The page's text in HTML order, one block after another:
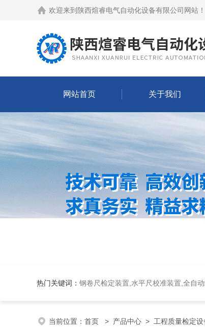
欢迎来到 陕西煊睿电气自动化设备有限公司网站 ！
网站首页 关于我们
热门关键词： 钢卷尺检定装置,水平尺校准装置,全自动
当前位置： 首页 > 产品中心 > 工程质量检定设